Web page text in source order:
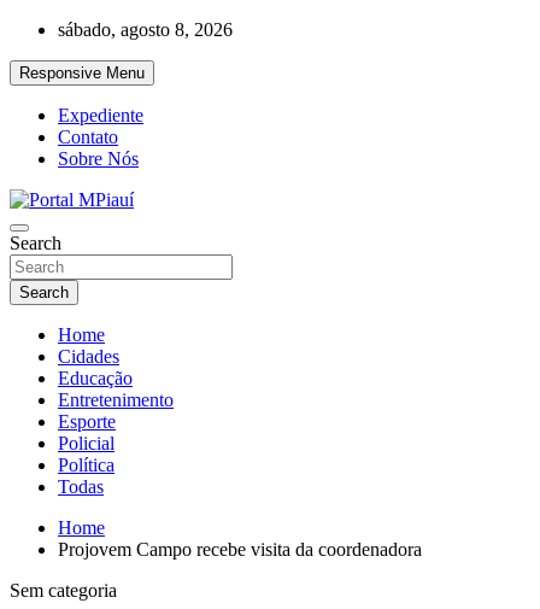
Skip
content
sábado, agosto 8, 2026
Responsive Menu
Expediente
Contato
Sobre Nós
Portal MPiauí
Notícias do Piauí – Teresina – Água Branca e todo Médio Parnaíba
Search
Search
Home
Cidades
Educação
Entretenimento
Esporte
Policial
Política
Todas
Home
Projovem Campo recebe visita da coordenadora
Sem categoria